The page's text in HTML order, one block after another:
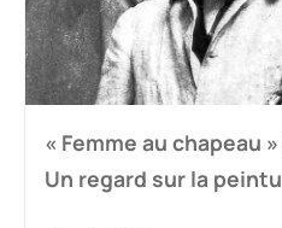
« Femme au chapeau
Un regard sur la